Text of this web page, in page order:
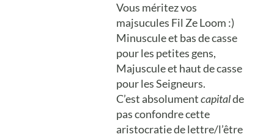
Vous méritez vos
majsucules Fil Ze Loom :)
Minuscule et bas de casse
pour les petites gens,
Majuscule et haut de casse
pour les Seigneurs.
C’est absolumentcapitalde
pas confondre cette
aristocratie de lettre/l’être